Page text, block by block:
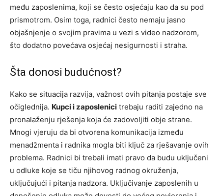
među zaposlenima, koji se često osjećaju kao da su pod
prismotrom. Osim toga, radnici često nemaju jasno
objašnjenje o svojim pravima u vezi s video nadzorom,
što dodatno povećava osjećaj nesigurnosti i straha.
Šta donosi budućnost?
Kako se situacija razvija, važnost ovih pitanja postaje sve
očiglednija. Kupci i zaposlenici trebaju raditi zajedno na
pronalaženju rješenja koja će zadovoljiti obje strane.
Mnogi vjeruju da bi otvorena komunikacija između
menadžmenta i radnika mogla biti ključ za rješavanje ovih
problema. Radnici bi trebali imati pravo da budu uključeni
u odluke koje se tiču njihovog radnog okruženja,
uključujući i pitanja nadzora. Uključivanje zaposlenih u